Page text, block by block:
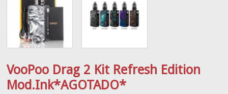
VooPoo Drag 2 Kit Refresh Edition
Mod.Ink*AGOTADO*